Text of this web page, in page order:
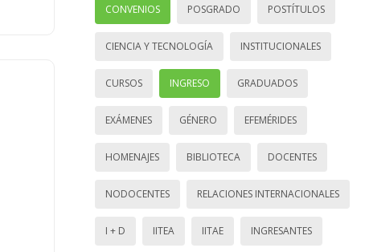
CONVENIOS POSGRADO POSTÍTULOS
CIENCIA Y TECNOLOGÍA INSTITUCIONALES
CURSOS INGRESO GRADUADOS
EXÁMENES GÉNERO EFEMÉRIDES
HOMENAJES BIBLIOTECA DOCENTES
NODOCENTES RELACIONES INTERNACIONALES
I + D IITEA IITAE INGRESANTES